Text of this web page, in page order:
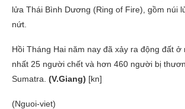
lửa Thái Bình Dương (Ring of Fire), gồm núi
nứt.
Hồi Tháng Hai năm nay đã xảy ra động đất
nhất 25 người chết và hơn 460 người bị
Sumatra. (V.Giang) [kn]
(Nguoi-viet)